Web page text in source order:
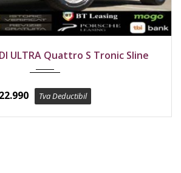
ULTRA Quattro S Tronic Sline
22.990 Tva Deductibil